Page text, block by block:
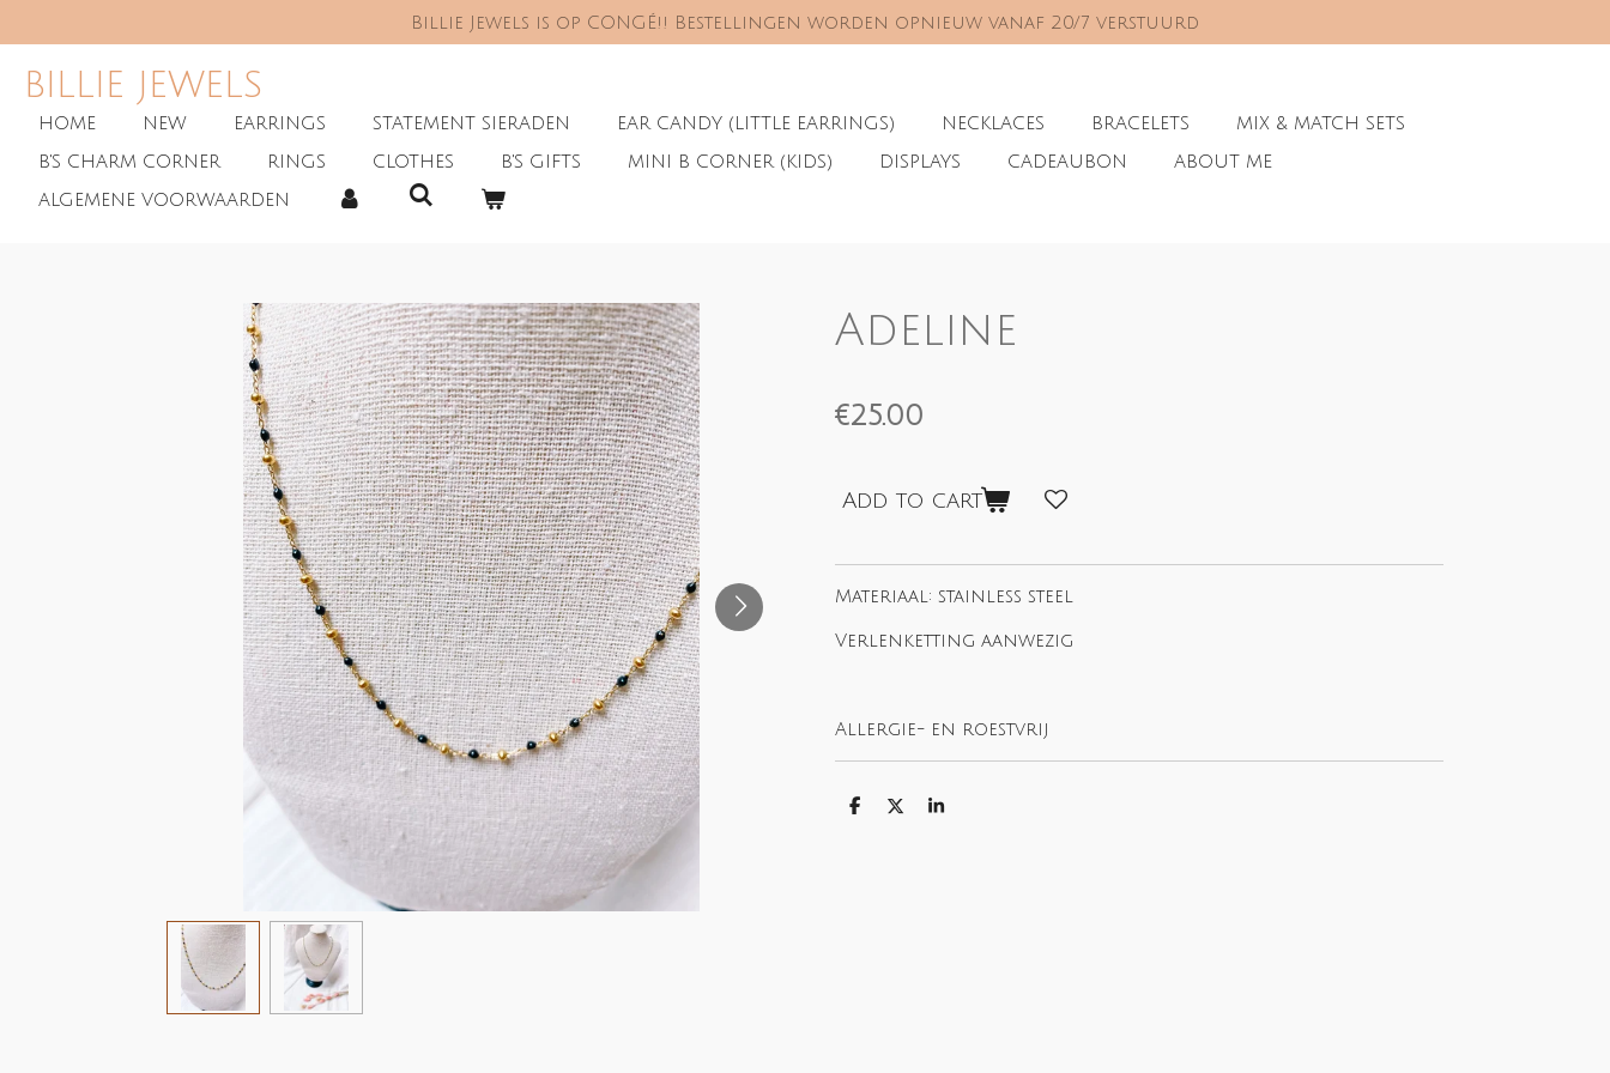
to
main
content
Billie Jewels is op CONGÉ!! Bestellingen worden opnieuw vanaf 20/7 verstuurd
BILLIE JEWELS
HOME NEW EARRINGS STATEMENT SIERADEN EAR CANDY (LITTLE EARRINGS) NECKLACES BRACELETS
MIX & MATCH SETS
B'S CHARM CORNER
RINGS CLOTHES B'S GIFTS MINI B CORNER (KIDS) DISPLAYS CADEAUBON
ABOUT ME
ALGEMENE VOORWAARDEN
Adeline
€25.00
Add to cart
Materiaal: stainless steel
Verlenketting aanwezig
Allergie- en roestvrij
S
S
S